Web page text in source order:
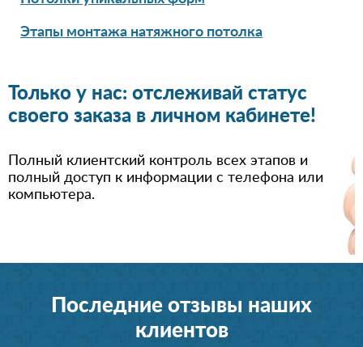
Этапы монтажа натяжного потолка
Только у нас: отслеживай статус
своего заказа в личном кабинете!
Полный клиентский контроль всех этапов и
полный доступ к информации с телефона или
компьютера.
Последние отзывы наших
клиентов